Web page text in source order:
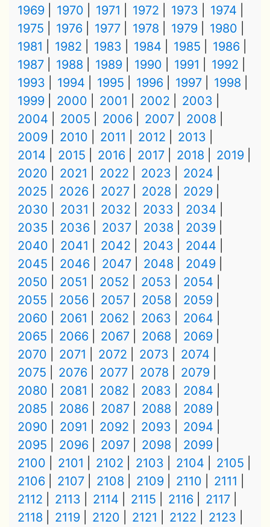
1969
1970 1971 1972 1973
1974
1975
1976 1977 1978 1979
1980
1981
1982 1983 1984 1985
1986
1987
1988 1989 1990 1991
1992
1993
1994 1995 1996 1997
1998
1999
2000 2001 2002
2003
2004
2005 2006 2007
2008
2009
2010 2011 2012
2013
2014
2015 2016 2017 2018
2019
2020
2021 2022 2023
2024
2025
2026 2027 2028
2029
2030
2031 2032 2033
2034
2035
2036 2037 2038
2039
2040
2041 2042 2043
2044
2045
2046 2047 2048
2049
2050
2051 2052 2053
2054
2055
2056 2057 2058
2059
2060
2061 2062 2063
2064
2065
2066 2067 2068
2069
2070
2071 2072 2073
2074
2075
2076 2077 2078
2079
2080
2081 2082 2083
2084
2085
2086 2087 2088
2089
2090
2091 2092 2093
2094
2095
2096 2097 2098
2099
2100
2101 2102 2103 2104
2105
2106
2107 2108 2109 2110
2111
2112
2113 2114 2115 2116
2117
2118
2119 2120 2121 2122 2123